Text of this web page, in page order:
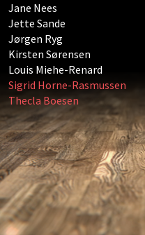
Jane Nees
Jette Sande
Jørgen Ryg
Kirsten Sørensen
Louis Miehe-Renard
Sigrid Horne-Rasmussen
Thecla Boesen